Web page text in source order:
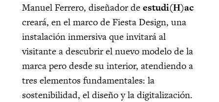
Manuel Ferrero, diseñador deestudi(H)ac
creará, en el marco de Fiesta Design, una
instalación inmersiva que invitará al
visitante a descubrir el nuevo modelo de la
marca pero desde su interior, atendiendo a
tres elementos fundamentales: la
sostenibilidad, el diseño y la digitalización.